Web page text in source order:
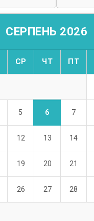
СЕРПЕНЬ 2026
СР ЧТ ПТ
5 6 7
12 13 14
19 20 21
26 27 28